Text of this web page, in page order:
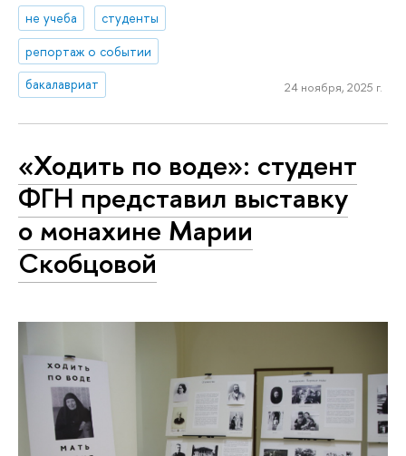
не учеба
студенты
репортаж о событии
бакалавриат
24 ноября, 2025 г.
«Ходить по воде»: студент
ФГН представил выставку
о монахине Марии
Скобцовой